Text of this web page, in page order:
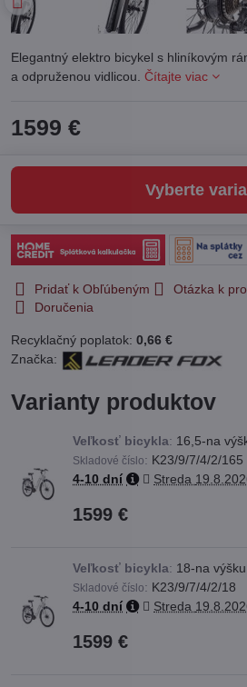
Elegantný elektro bicykel s hliníkovým
a odpruženou vidlicou. Čítajte viac
1599 €
Vyberte
Pridať k Obľúbeným Otázka k
Doručenia
Recyklačný poplatok: 0,66 €
Značka:
Varianty produktov
Veľkosť bicykla: 16,5-na
Skladové číslo: K23/9/7/4/2/165
4-10 dní
Streda
1599 €
Veľkosť bicykla: 18-na
Skladové číslo: K23/9/7/4/2/18
4-10 dní
Streda
1599 €